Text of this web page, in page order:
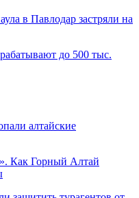
в Павлодар застряли на
до 500 тыс.
алтайские
Как Горный Алтай